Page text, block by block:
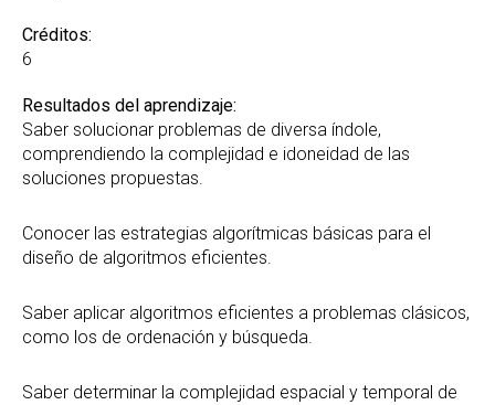
Créditos:
6
Resultados del aprendizaje:
Saber solucionar problemas de diversa índole,
comprendiendo la complejidad e idoneidad de las
soluciones propuestas.
Conocer las estrategias algorítmicas básicas para el
diseño de algoritmos eficientes.
Saber aplicar algoritmos eficientes a problemas clásicos,
como los de ordenación y búsqueda.
Saber determinar la complejidad espacial y temporal de